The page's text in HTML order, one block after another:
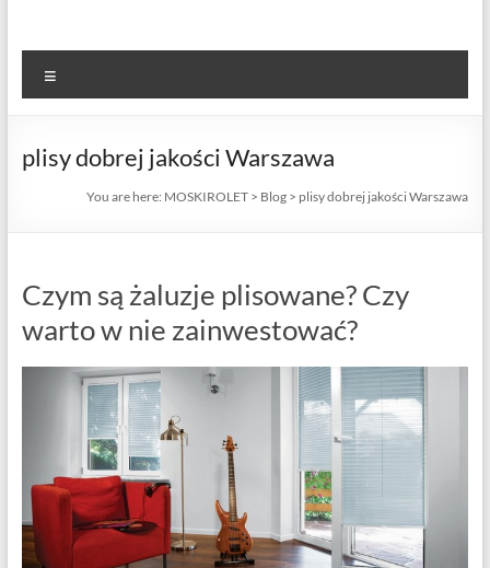
ramkowe i
drzwiowe
plisy dobrej jakości Warszawa
You are here: MOSKIROLET > Blog > plisy dobrej jakości Warszawa
Czym są żaluzje plisowane? Czy
warto w nie zainwestować?